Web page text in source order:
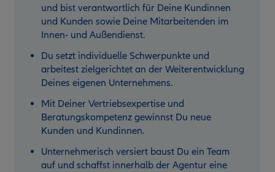
und bist verantwortlich für Deine Kundinnen
und Kunden sowie Deine Mitarbeitenden im
Innen- und Außendienst.
Du setzt individuelle Schwerpunkte und
arbeitest zielgerichtet an der Weiterentwicklung
Deines eigenen Unternehmens.
Mit Deiner Vertriebsexpertise und
Beratungskompetenz gewinnst Du neue
Kunden und Kundinnen.
Unternehmerisch versiert baust Du ein Team
auf und schaffst innerhalb der Agentur eine